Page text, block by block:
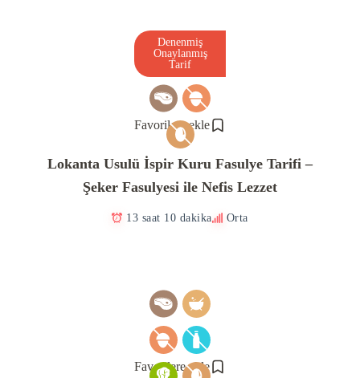
Favorilere ekle
Denenmiş
Onaylanmış
Tarif
Lokanta Usulü İspir Kuru Fasulye Tarifi –
Şeker Fasulyesi ile Nefis Lezzet
13 saat 10 dakika Orta
Favorilere ekle